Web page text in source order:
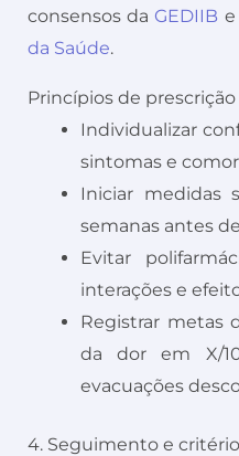
consensos da GEDIIB
da Saúde.
Princípios de prescrição
Individualizar
sintomas e
Iniciar medidas
semanas antes
Evitar
interações e
Registrar metas
da dor em X/
evacuações
4. Seguimento e